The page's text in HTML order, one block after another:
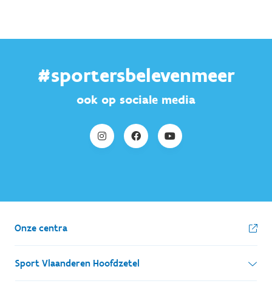
#sportersbelevenmeer
ook op sociale media
Onze centra
Sport Vlaanderen Hoofdzetel